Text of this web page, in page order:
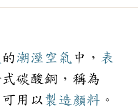
的 潮溼 空氣 中， 表
碳酸銅，稱為
用以製造 顏料 。